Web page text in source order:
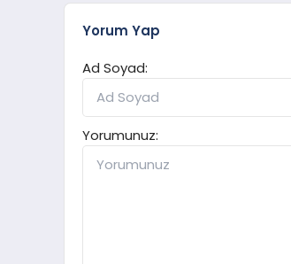
Yorum Yap
Ad Soyad:
Yorumunuz: